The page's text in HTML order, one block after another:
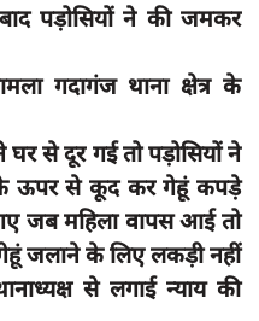
पड़ोसियों ने की जमकर
गदागंज थाना क्षेत्र के
से दूर गई तो पड़ोसियों ने
ऊपर से कूद कर गेहूं कपड़े
जब महिला वापस आई तो
जलाने के लिए लकड़ी नहीं
से लगाई न्याय की